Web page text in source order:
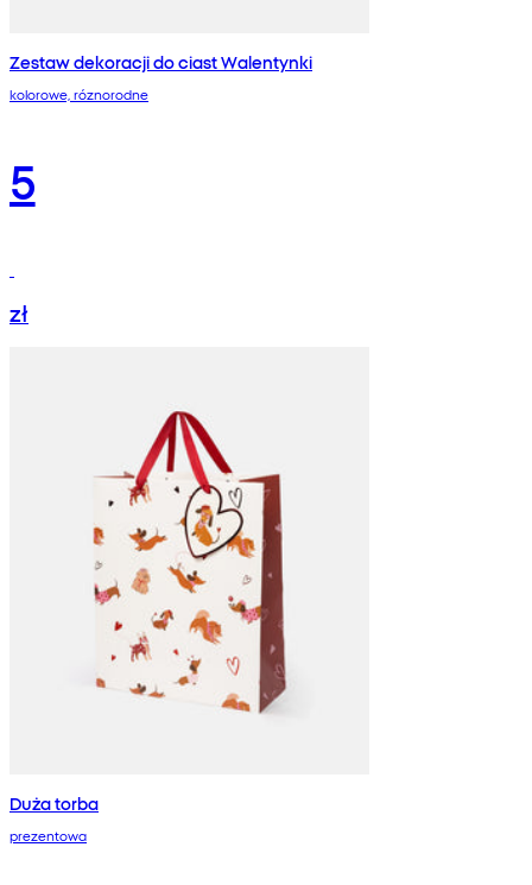
Zestaw dekoracji do ciast Walentynki
kolorowe, róznorodne
5
zł
Duża torba
prezentowa